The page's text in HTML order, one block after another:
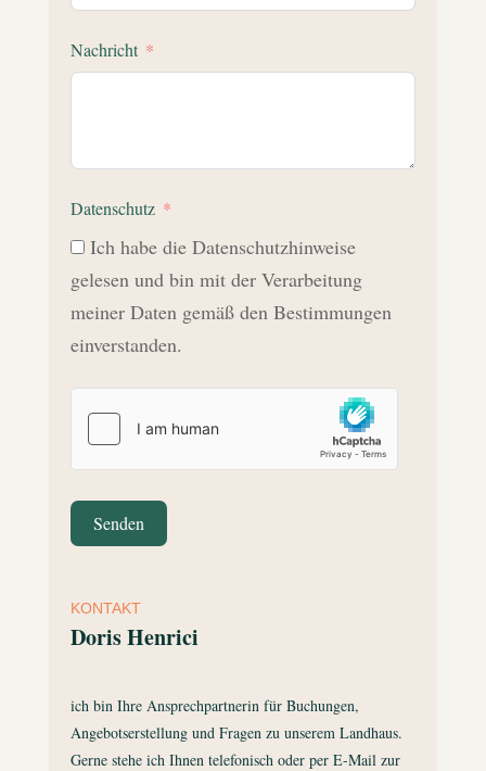
Nachricht
Datenschutz
Ich habe die Datenschutzhinweise
gelesen und bin mit der Verarbeitung
meiner Daten gemäß den Bestimmungen
einverstanden.
Senden
KONTAKT
Doris Henrici
ich bin Ihre Ansprechpartnerin für Buchungen,
Angebotserstellung und Fragen zu unserem Landhaus.
Gerne stehe ich Ihnen telefonisch oder per E-Mail zur